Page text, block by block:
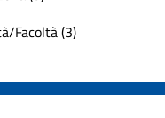
Facoltà (3)